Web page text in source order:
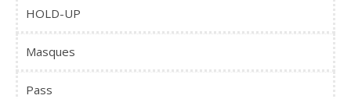
HOLD-UP
Masques
Pass